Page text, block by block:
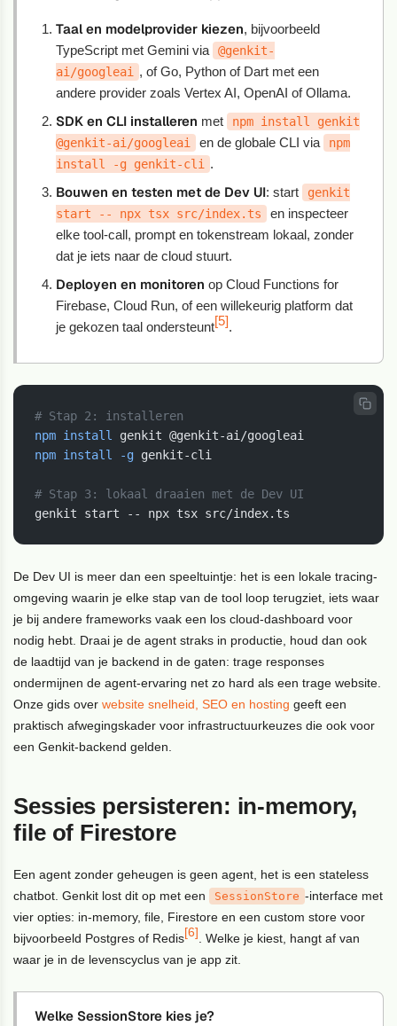
Taal en modelprovider kiezen, bijvoorbeeld
TypeScript met Gemini via
@genkit-
ai/googleai , of Go, Python of Dart met een
andere provider zoals Vertex AI, OpenAI of Ollama.
SDK en CLI installeren met
npm install genkit
@genkit-ai/googleai
en de globale CLI via
npm
install -g genkit-cli .
Bouwen en testen met de Dev UI: start
genkit
start -- npx tsx src/index.ts
en inspecteer
elke tool-call, prompt en tokenstream lokaal, zonder
dat je iets naar de cloud stuurt.
Deployen en monitoren op Cloud Functions for
Firebase, Cloud Run, of een willekeurig platform dat
je gekozen taal ondersteunt[5].
# Stap 2: installeren
npm install
npm install -g genkit-cli
# Stap 3: lokaal draaien met de Dev UI
De Dev UI is meer dan een speeltuintje: het is een lokale tracing-
omgeving waarin je elke stap van de tool loop terugziet, iets waar
je bij andere frameworks vaak een los cloud-dashboard voor
nodig hebt. Draai je de agent straks in productie, houd dan ook
de laadtijd van je backend in de gaten: trage responses
ondermijnen de agent-ervaring net zo hard als een trage website.
Onze gids overwebsite snelheid, SEO en hosting geeft een
praktisch afwegingskader voor infrastructuurkeuzes die ook voor
een Genkit-backend gelden.
Sessies persisteren: in-memory,
file of Firestore
Een agent zonder geheugen is geen agent, het is een stateless
chatbot. Genkit lost dit op met een
SessionStore -interface met
vier opties: in-memory, file, Firestore en een custom store voor
bijvoorbeeld Postgres of Redis[6]. Welke je kiest, hangt af van
waar je in de levenscyclus van je app zit.
Welke SessionStore kies je?